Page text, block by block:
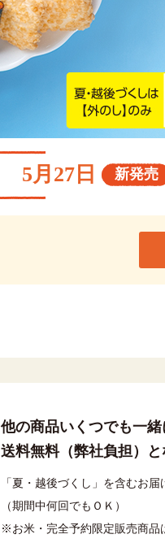
5月27日 新発売
他の商品いくつでも一
送料無料（弊社負担）と
「夏・越後づくし」を含むお
（期間中何回でもＯＫ）
※お米・完全予約限定販売商品